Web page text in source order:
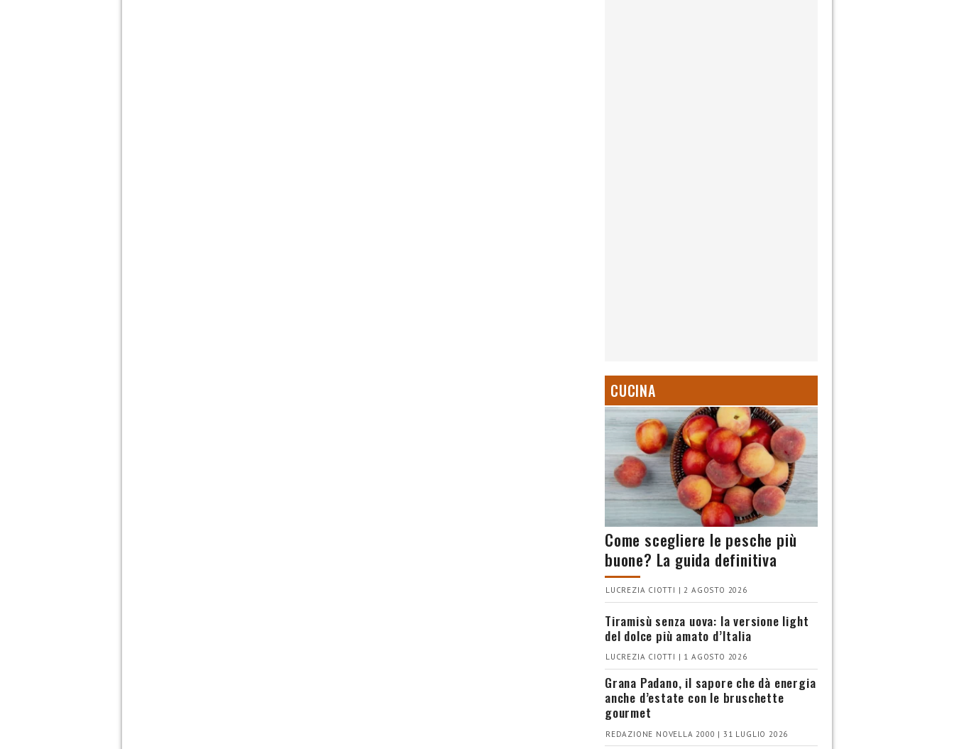
CUCINA
Come scegliere le pesche più
buone? La guida definitiva
LUCREZIA CIOTTI | 2 AGOSTO 2026
Tiramisù senza uova: la versione light
del dolce più amato d’Italia
LUCREZIA CIOTTI | 1 AGOSTO 2026
Grana Padano, il sapore che dà energia
anche d’estate con le bruschette
gourmet
REDAZIONE NOVELLA 2000 | 31 LUGLIO 2026